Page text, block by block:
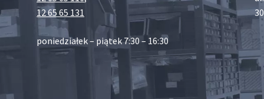
12 65 65 131
poniedziałek – piątek 7:30 – 16:30